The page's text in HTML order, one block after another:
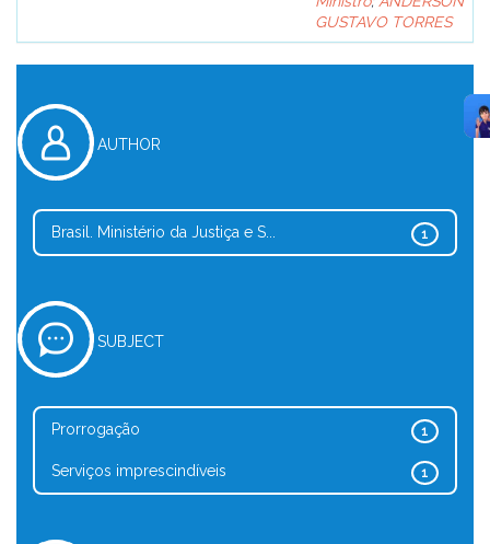
GUSTAVO TORRES
AUTHOR
1
Brasil. Ministério da Justiça e S...
SUBJECT
1
Prorrogação
1
Serviços imprescindíveis